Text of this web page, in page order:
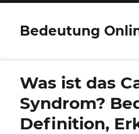
Bedeutung
Was ist das
Syndrom?
Definition,